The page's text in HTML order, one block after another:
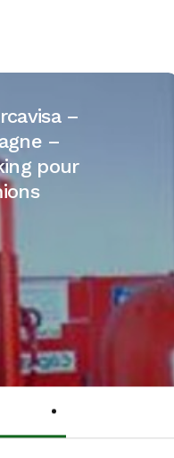
–
–
pour